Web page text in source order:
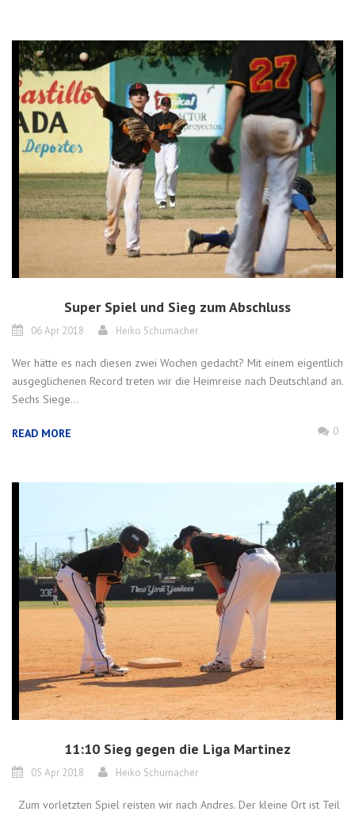
Super Spiel und Sieg zum Abschluss
06 Apr 2018 Heiko Schumacher
Wer hätte es nach diesen zwei Wochen gedacht? Mit einem eigentlich
ausgeglichenen Record treten wir die Heimreise nach Deutschland an.
Sechs Siege...
READ MORE 0
11:10 Sieg gegen die Liga Martinez
05 Apr 2018 Heiko Schumacher
Zum vorletzten Spiel reisten wir nach Andres. Der kleine Ort ist Teil